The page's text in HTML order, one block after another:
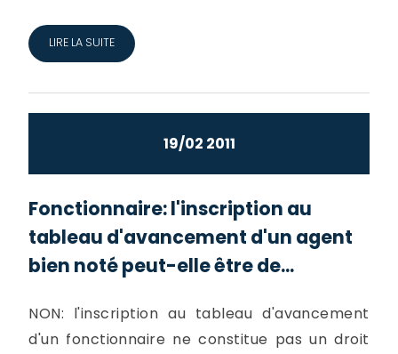
LIRE LA SUITE
19/02 2011
Fonctionnaire: l'inscription au
tableau d'avancement d'un agent
bien noté peut-elle être de...
NON: l'inscription au tableau d'avancement
d'un fonctionnaire ne constitue pas un droit